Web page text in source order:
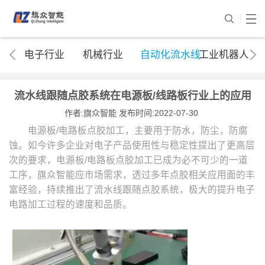
电子行业 机械行业 自动化流水线工业机器人
流水线跟随点胶系统在电源板/线路板行业上的应用
作者:旗众智能 发布时间:2022-07-30
电源板/电路板点胶加工，主要用于防水，防尘，防腐
蚀。如今许多企业对电子产品使用性与稳定性提出了更高层
次的要求，电源板/电路板点胶加工已成为必不可少的一道
工序，旗众智能应市场需求，透过多年点胶相关应用面的丰
富经验，持续推出了流水线跟随点胶系统，极大的提升电子
电路加工过程的速度和品质。